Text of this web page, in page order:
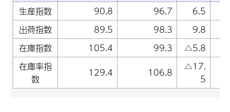
生産指数
90.8 96.7 6.5
出荷指数
89.5 98.3 9.8
在庫指数
105.4 99.3 △5.8
在庫率指
数
129.4 106.8
△17.
5